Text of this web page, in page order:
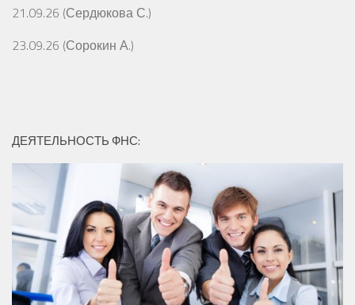
21.09.26 (Сердюкова С.)
23.09.26 (Сорокин А.)
ДЕЯТЕЛЬНОСТЬ ФНС: